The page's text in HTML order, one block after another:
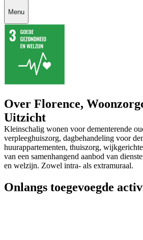
Menu
Over Florence,
Uitzicht
Kleinschalig wonen voor dementerende
verpleeghuiszorg, dagbehandeling voor
huurappartementen, thuiszorg,
van een samenhangend aanbod van
en welzijn. Zowel intra- als extramuraal.
Onlangs toegevoegde